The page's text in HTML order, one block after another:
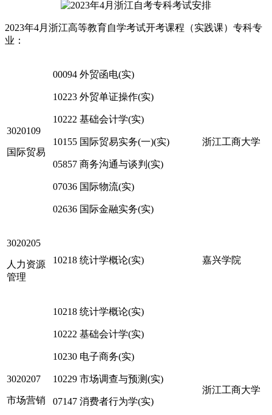
2023年4月浙江高等教育自学考试开考课程（实践课）专科专
业：
3020109
国际贸易
00094 外贸函电(实)
10223 外贸单证操作(实)
10222 基础会计学(实)
10155 国际贸易实务(一)(实)
05857 商务沟通与谈判(实)
07036 国际物流(实)
02636 国际金融实务(实)
浙江工商大学
3020205
人力资源
管理
10218 统计学概论(实) 嘉兴学院
3020207
市场营销
10218 统计学概论(实)
10222 基础会计学(实)
10230 电子商务(实)
10229 市场调查与预测(实)
07147 消费者行为学(实)
浙江工商大学